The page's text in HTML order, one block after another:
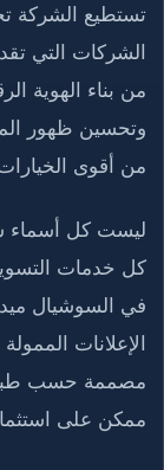
تستطيع الشركة
الشركات التي
من بناء الهوية
وتحسين ظهور
من أقوى
ليست كل
كل خدمات
الإعلانات
مصممة حسب
ممكن على